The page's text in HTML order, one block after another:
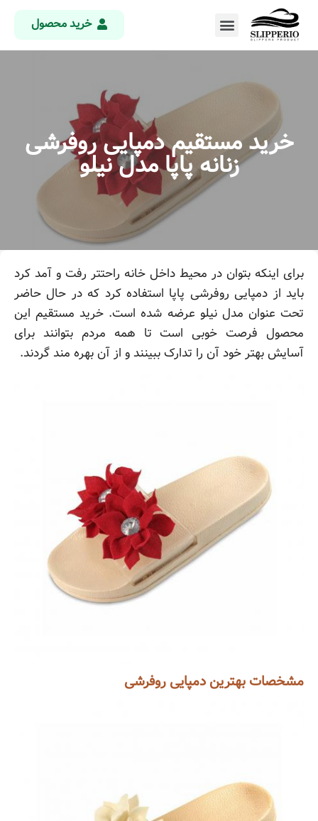
خرید محصول
خرید مستقیم دمپایی روفرشی
زنانه پاپا مدل نیلو
برای اینکه بتوان در محیط داخل خانه راحتتر رفت و آمد کرد
باید از دمپایی روفرشی پاپا استفاده کرد که در حال حاضر
تحت عنوان مدل نیلو عرضه شده است. خرید مستقیم این
محصول فرصت خوبی است تا همه مردم بتوانند برای
آسایش بهتر خود آن را تدارک ببینند و از آن بهره مند گردند.
مشخصات بهترین دمپایی روفرشی